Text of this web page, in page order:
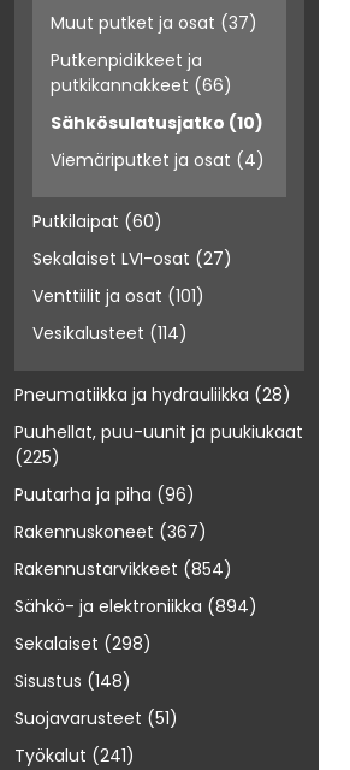
Muut putket ja osat (37)
Putkenpidikkeet ja
putkikannakkeet (66)
Sähkösulatusjatko (10)
Viemäriputket ja osat (4)
Putkilaipat (60)
Sekalaiset LVI-osat (27)
Venttiilit ja osat (101)
Vesikalusteet (114)
Pneumatiikka ja hydrauliikka (28)
Puuhellat, puu-uunit ja puukiukaat
(225)
Puutarha ja piha (96)
Rakennuskoneet (367)
Rakennustarvikkeet (854)
Sähkö- ja elektroniikka (894)
Sekalaiset (298)
Sisustus (148)
Suojavarusteet (51)
Työkalut (241)